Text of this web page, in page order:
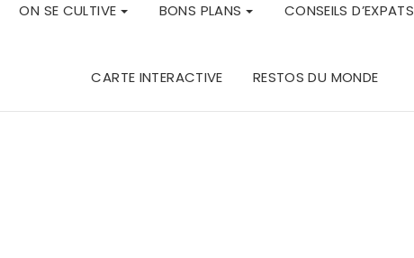
ON SE CULTIVE BONS PLANS CONSEILS D’EXPATS
CARTE INTERACTIVE RESTOS DU MONDE